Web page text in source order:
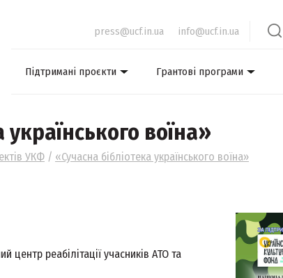
press@ucf.in.ua info@ucf.in.ua
Підтримані проєкти Грантові програми
воїна»
УКФ / «Cyчacнa бiблioтeкa yкpaїнського воїна»
центр реабілітації учасників АТО та